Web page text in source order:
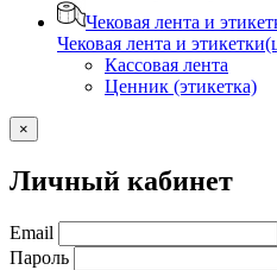
Чековая лента и
Чековая лента и
Кассовая лента
Ценник (этикетка)
×
Личный кабинет
Email
Пароль